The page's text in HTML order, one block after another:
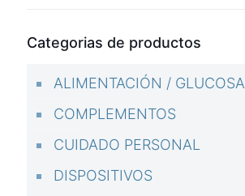
Categorias de productos
ALIMENTACIÓN / GLUCOSA
COMPLEMENTOS
CUIDADO PERSONAL
DISPOSITIVOS